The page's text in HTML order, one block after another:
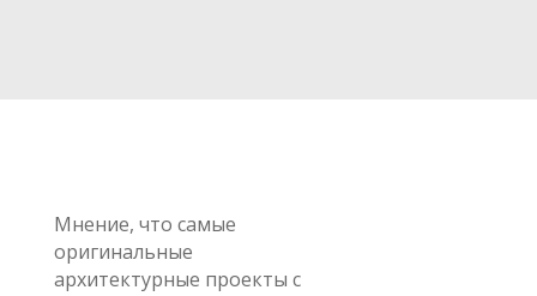
Мнение, что самые
оригинальные
архитектурные проекты с